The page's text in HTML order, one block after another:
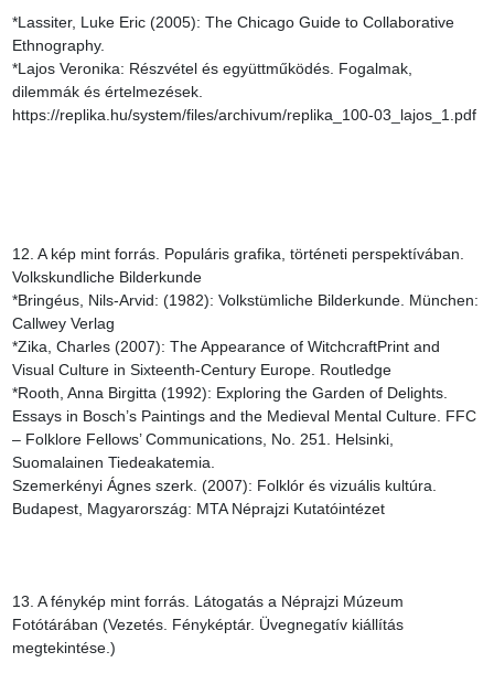
*Lassiter, Luke Eric (2005): The Chicago Guide to Collaborative
Ethnography.
*Lajos Veronika: Részvétel és együttműködés. Fogalmak,
dilemmák és értelmezések.
https://replika.hu/system/files/archivum/replika_100-03_lajos_1.pdf
12. A kép mint forrás. Populáris grafika, történeti perspektívában.
Volkskundliche Bilderkunde
*Bringéus, Nils-Arvid: (1982): Volkstümliche Bilderkunde. München:
Callwey Verlag
*Zika, Charles (2007): The Appearance of WitchcraftPrint and
Visual Culture in Sixteenth-Century Europe. Routledge
*Rooth, Anna Birgitta (1992): Exploring the Garden of Delights.
Essays in Bosch’s Paintings and the Medieval Mental Culture. FFC
– Folklore Fellows’ Communications, No. 251. Helsinki,
Suomalainen Tiedeakatemia.
Szemerkényi Ágnes szerk. (2007): Folklór és vizuális kultúra.
Budapest, Magyarország: MTA Néprajzi Kutatóintézet
13. A fénykép mint forrás. Látogatás a Néprajzi Múzeum
Fotótárában (Vezetés. Fényképtár. Üvegnegatív kiállítás
megtekintése.)